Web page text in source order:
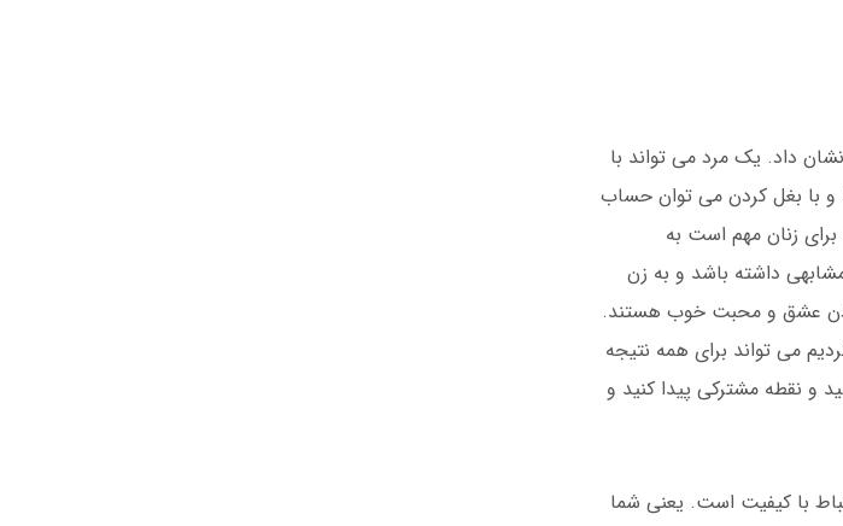
داد. یک مرد می تواند با
و با بغل کردن می توان حساب
زنان مهم است به
داشته باشد و به زن
عشق و محبت خوب هستند.
می تواند برای همه نتیجه
و نقطه مشترکی پیدا کنید و
با کیفیت است. یعنی شما